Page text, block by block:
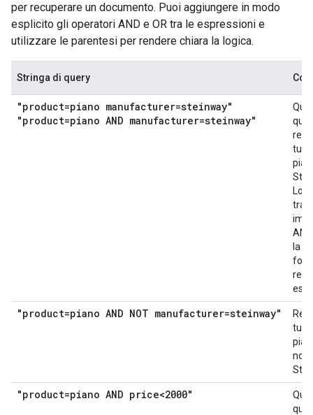
per recuperare un documento. Puoi aggiungere in modo
esplicito gli operatori AND e OR tra le espressioni e
utilizzare le parentesi per rendere chiara la logica.
Stringa di query
"product=piano manufacturer=steinway"
"product=piano AND manufacturer=steinway"
tutti
Lo
tra i
la
"product=piano AND NOT manufacturer=steinway"
tutti
non
"product=piano AND price<2000"